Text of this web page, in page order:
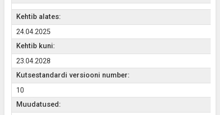
Kehtib alates:
24.04.2025
Kehtib kuni:
23.04.2028
Kutsestandardi versiooni number:
10
Muudatused: